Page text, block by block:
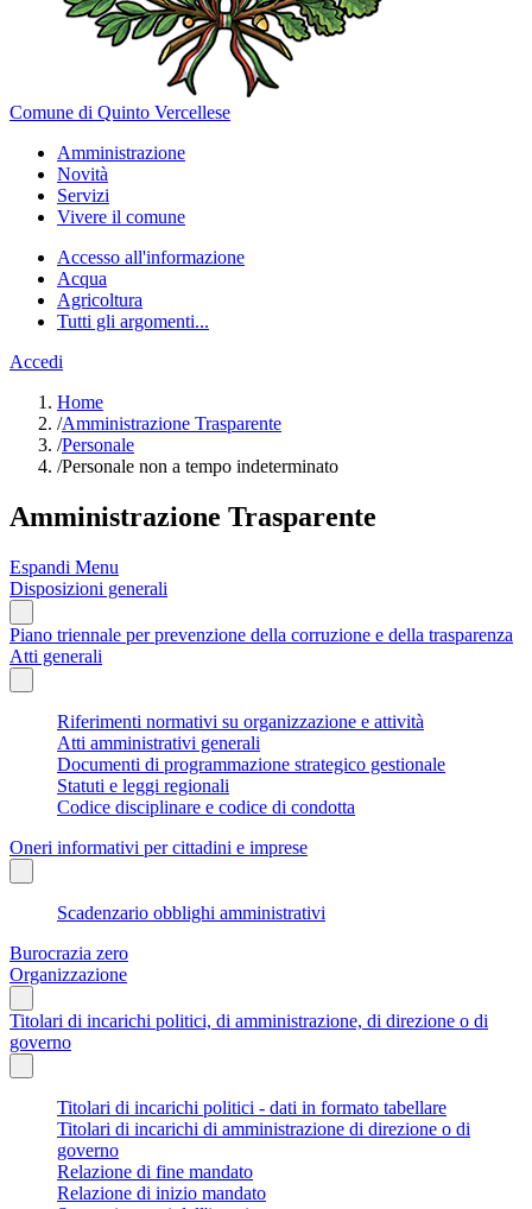
Comune di Quinto Vercellese
Amministrazione
Novità
Servizi
Vivere il comune
Accesso all'informazione
Acqua
Agricoltura
Tutti gli argomenti...
Accedi
Home
/Amministrazione Trasparente
/Personale
/Personale non a tempo indeterminato
Amministrazione Trasparente
Espandi Menu
Disposizioni generali
Piano triennale per prevenzione della corruzione e della trasparenza
Atti generali
Riferimenti normativi su organizzazione e attività
Atti amministrativi generali
Documenti di programmazione strategico gestionale
Statuti e leggi regionali
Codice disciplinare e codice di condotta
Oneri informativi per cittadini e imprese
Scadenzario obblighi amministrativi
Burocrazia zero
Organizzazione
Titolari di incarichi politici, di amministrazione, di direzione o di
governo
Titolari di incarichi politici - dati in formato tabellare
Titolari di incarichi di amministrazione di direzione o di
governo
Relazione di fine mandato
Relazione di inizio mandato